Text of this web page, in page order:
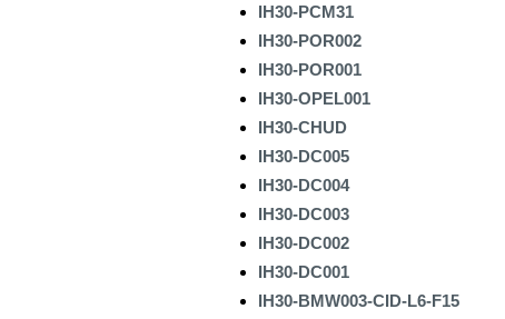
IH30-PCM31
IH30-POR002
IH30-POR001
IH30-OPEL001
IH30-CHUD
IH30-DC005
IH30-DC004
IH30-DC003
IH30-DC002
IH30-DC001
IH30-BMW003-CID-L6-F15